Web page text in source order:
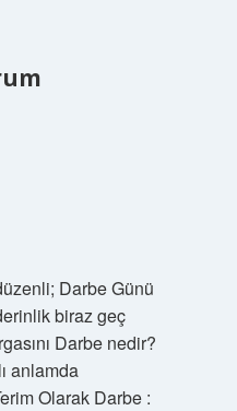
Darbe Günü
biraz geç
Darbe nedir?
anlamda
Olarak Darbe :